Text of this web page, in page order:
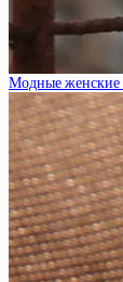
Модные женские